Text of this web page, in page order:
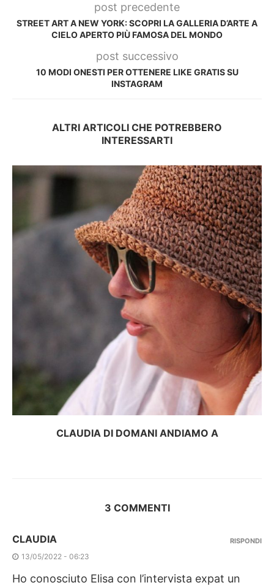
post precedente
STREET ART A NEW YORK: SCOPRI LA GALLERIA D’ARTE A
CIELO APERTO PIÙ FAMOSA DEL MONDO
post successivo
10 MODI ONESTI PER OTTENERE LIKE GRATIS SU
INSTAGRAM
ALTRI ARTICOLI CHE POTREBBERO
INTERESSARTI
CLAUDIA DI DOMANI ANDIAMO A
3 COMMENTI
CLAUDIA
13/05/2022 - 06:23
Ho conosciuto Elisa con l’intervista expat un
RISPONDI